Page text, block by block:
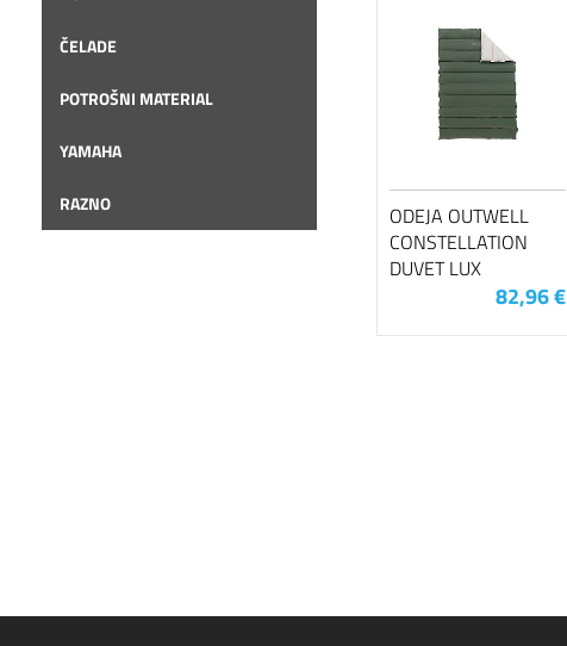
ČELADE
POTROŠNI MATERIAL
YAMAHA
RAZNO
ODEJA OUTWELL
CONSTELLATION
DUVET LUX
82,96 €